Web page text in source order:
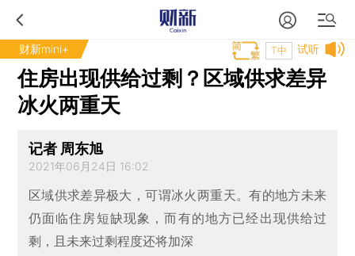
财新mini+ 试听
T中
住房出现供给过剩？区域供求差异
冰火两重天
记者 周东旭
2021年06月24日 16:02
区域供求差异极大，可谓冰火两重天。有的地方未来
仍面临住房短缺现象，而有的地方已经出现供给过
剩，且未来过剩程度还将加深